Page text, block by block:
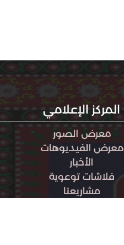
المركز الإعلامي
معرض الصور
معرض الفيديوهات
الأخبار
فلاشات توعوية
مشاريعنا